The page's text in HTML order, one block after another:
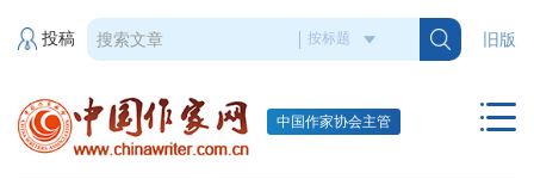
旧版
投稿
中国作家协会主管